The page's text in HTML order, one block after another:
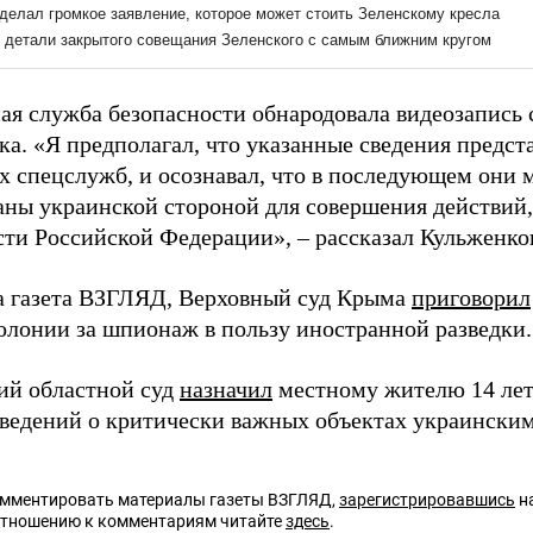
служба безопасности обнародовала
«Я предполагал, что указанные сведения
спецслужб, и осознавал, что в последующем они
украинской стороной для совершения
Российской Федерации», – рассказал
газета ВЗГЛЯД, Верховный суд Крыма приговорил
за шпионаж в пользу иностранной разведки.
областной суд назначил местному жителю 14
о критически важных объектах
материалы газеты ВЗГЛЯД, зарегистрировавшись
к комментариям читайтездесь.